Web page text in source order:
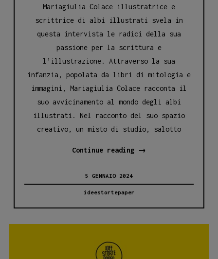
Mariagiulia Colace illustratrice e
scrittrice di albi illustrati svela in
questa intervista le radici della sua
passione per la scrittura e
l’illustrazione. Attraverso la sua
infanzia, popolata da libri di mitologia e
immagini, Mariagiulia Colace racconta il
suo avvicinamento al mondo degli albi
illustrati. Nel racconto del suo spazio
creativo, un misto di studio, salotto
Continue reading MARIAGIULIA
→
5 GENNAIO 2024
ideestortepaper